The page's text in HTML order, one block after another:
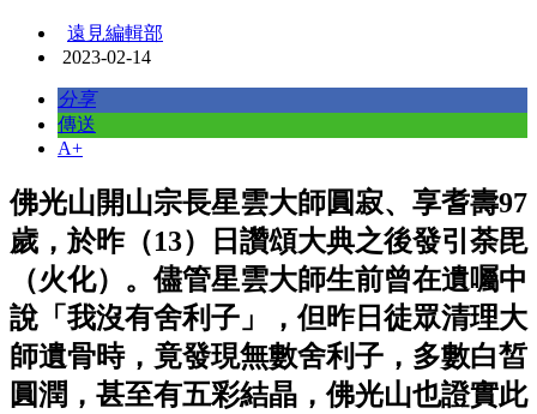
遠見編輯部
2023-02-14
分享
傳送
A+
佛光山開山宗長星雲大師圓寂、享耆壽97
歲，於昨（13）日讚頌大典之後發引荼毘
（火化）。儘管星雲大師生前曾在遺囑中
說「我沒有舍利子」，但昨日徒眾清理大
師遺骨時，竟發現無數舍利子，多數白皙
圓潤，甚至有五彩結晶，佛光山也證實此